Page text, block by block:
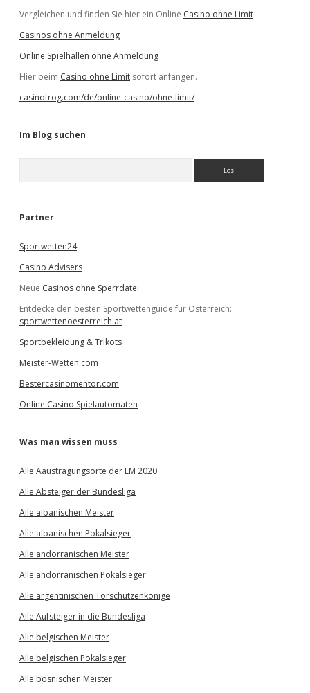
Vergleichen und finden Sie hier ein Online Casino ohne Limit
Casinos ohne Anmeldung
Online Spielhallen ohne Anmeldung
Hier beim Casino ohne Limit sofort anfangen.
casinofrog.com/de/online-casino/ohne-limit/
Im Blog suchen
e
Partner
Sportwetten24
Casino Advisers
Neue Casinos ohne Sperrdatei
Entdecke den besten Sportwettenguide für Österreich:
sportwettenoesterreich.at
Sportbekleidung & Trikots
Meister-Wetten.com
Bestercasinomentor.com
Online Casino Spielautomaten
Was man wissen muss
Alle Aaustragungsorte der EM 2020
Alle Absteiger der Bundesliga
Alle albanischen Meister
Alle albanischen Pokalsieger
Alle andorranischen Meister
Alle andorranischen Pokalsieger
Alle argentinischen Torschützenkönige
Alle Aufsteiger in die Bundesliga
Alle belgischen Meister
Alle belgischen Pokalsieger
Alle bosnischen Meister